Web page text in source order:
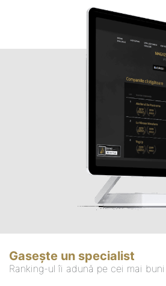
Gasește un specialist
Ranking-ul îi adună pe cei mai